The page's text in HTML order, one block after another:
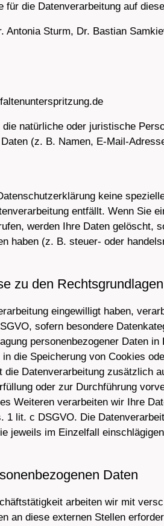
für die Datenverarbeitung auf
Antonia Sturm, Dr. Bastian
natürliche oder juristische
(z. B. Namen, E-Mail-
keine
entfällt. Wenn Sie
werden Ihre Daten
haben (z. B. steuer- oder
zu den
eingewilligt haben,
sofern besondere
personenbezogener Daten
in die Speicherung von Cookies
die Datenverarbeitung zusätzlich
oder zur Durchführung
Weiteren verarbeiten wir Ihre
1 lit. c DSGVO. Die
jeweils im Einzelfall
Daten
arbeiten wir mit
an diese externen Stellen